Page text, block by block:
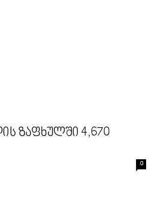
ზაფხულში 4,670
0